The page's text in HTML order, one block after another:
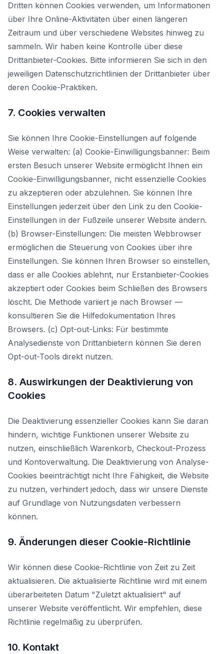
Dritten können Cookies verwenden, um Informationen
über Ihre Online-Aktivitäten über einen längeren
Zeitraum und über verschiedene Websites hinweg zu
sammeln. Wir haben keine Kontrolle über diese
Drittanbieter-Cookies. Bitte informieren Sie sich in den
jeweiligen Datenschutzrichtlinien der Drittanbieter über
deren Cookie-Praktiken.
7. Cookies verwalten
Sie können Ihre Cookie-Einstellungen auf folgende
Weise verwalten: (a) Cookie-Einwilligungsbanner: Beim
ersten Besuch unserer Website ermöglicht Ihnen ein
Cookie-Einwilligungsbanner, nicht essenzielle Cookies
zu akzeptieren oder abzulehnen. Sie können Ihre
Einstellungen jederzeit über den Link zu den Cookie-
Einstellungen in der Fußzeile unserer Website ändern.
(b) Browser-Einstellungen: Die meisten Webbrowser
ermöglichen die Steuerung von Cookies über ihre
Einstellungen. Sie können Ihren Browser so einstellen,
dass er alle Cookies ablehnt, nur Erstanbieter-Cookies
akzeptiert oder Cookies beim Schließen des Browsers
löscht. Die Methode variiert je nach Browser —
konsultieren Sie die Hilfedokumentation Ihres
Browsers. (c) Opt-out-Links: Für bestimmte
Analysedienste von Drittanbietern können Sie deren
Opt-out-Tools direkt nutzen.
8. Auswirkungen der Deaktivierung von
Cookies
Die Deaktivierung essenzieller Cookies kann Sie daran
hindern, wichtige Funktionen unserer Website zu
nutzen, einschließlich Warenkorb, Checkout-Prozess
und Kontoverwaltung. Die Deaktivierung von Analyse-
Cookies beeinträchtigt nicht Ihre Fähigkeit, die Website
zu nutzen, verhindert jedoch, dass wir unsere Dienste
auf Grundlage von Nutzungsdaten verbessern
können.
9. Änderungen dieser Cookie-Richtlinie
Wir können diese Cookie-Richtlinie von Zeit zu Zeit
aktualisieren. Die aktualisierte Richtlinie wird mit einem
überarbeiteten Datum "Zuletzt aktualisiert" auf
unserer Website veröffentlicht. Wir empfehlen, diese
Richtlinie regelmäßig zu überprüfen.
10. Kontakt